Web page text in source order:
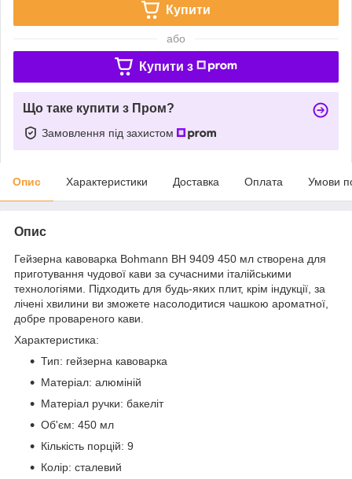
Купити
або
Купити з
Що таке купити з Пром?
Замовлення під захистом
Опис Характеристики Доставка Оплата Умови
Опис
Гейзерна кавоварка Bohmann BH 9409 450 мл створена для
приготування чудової кави за сучасними італійськими
технологіями. Підходить для будь-яких плит, крім індукції, за
лічені хвилини ви зможете насолодитися чашкою ароматної,
добре провареного кави.
Характеристика:
Тип: гейзерна кавоварка
Матеріал: алюміній
Матеріал ручки: бакеліт
Об'єм: 450 мл
Кількість порцій: 9
Колір: сталевий